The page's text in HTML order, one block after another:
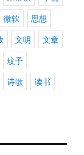
微软
思想
文明
文章
玟予
诗歌
读书